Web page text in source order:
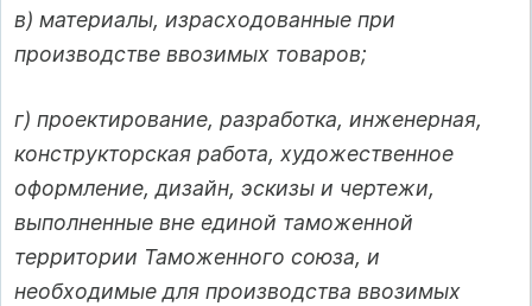
в) материалы, израсходованные при
производстве ввозимых товаров;
г) проектирование, разработка, инженерная,
конструкторская работа, художественное
оформление, дизайн, эскизы и чертежи,
выполненные вне единой таможенной
территории Таможенного союза, и
необходимые для производства ввозимых